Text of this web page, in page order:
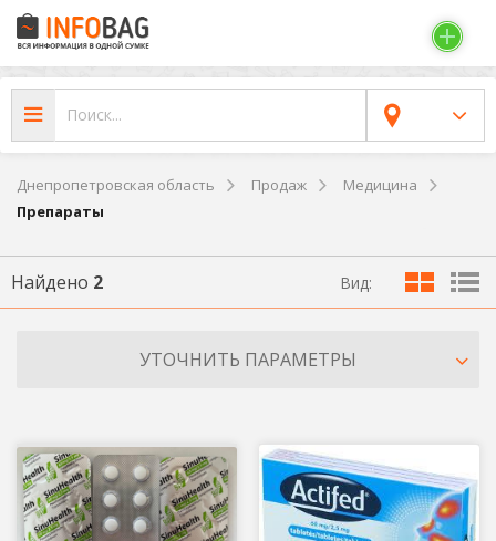
Днепропетровская область Продаж
Медицина
Препараты
Найдено 2 Вид:
УТОЧНИТЬ ПАРАМЕТРЫ